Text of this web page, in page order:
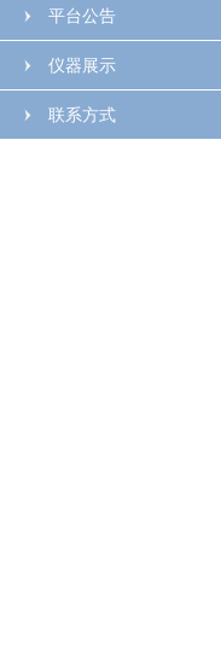
平台公告
仪器展示
联系方式